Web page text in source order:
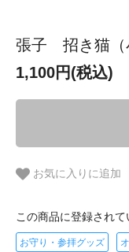
張子 招き猫（
1,100円(税込)
お気に入りに追加
この商品に登録され
お守り・参拝グッズ